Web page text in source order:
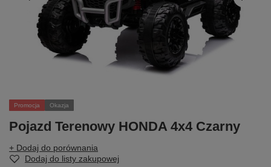
Promocja Okazja
Pojazd Terenowy HONDA 4x4 Czarny
+ Dodaj do porównania
Dodaj do listy zakupowej